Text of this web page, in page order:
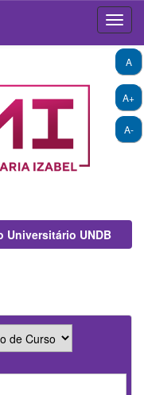
A+
A-
A
UNDB